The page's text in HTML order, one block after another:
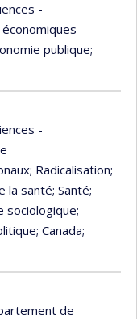
-
publique;
-
; Radicalisation;
la santé; Santé;
sociologique;
; Canada;
de